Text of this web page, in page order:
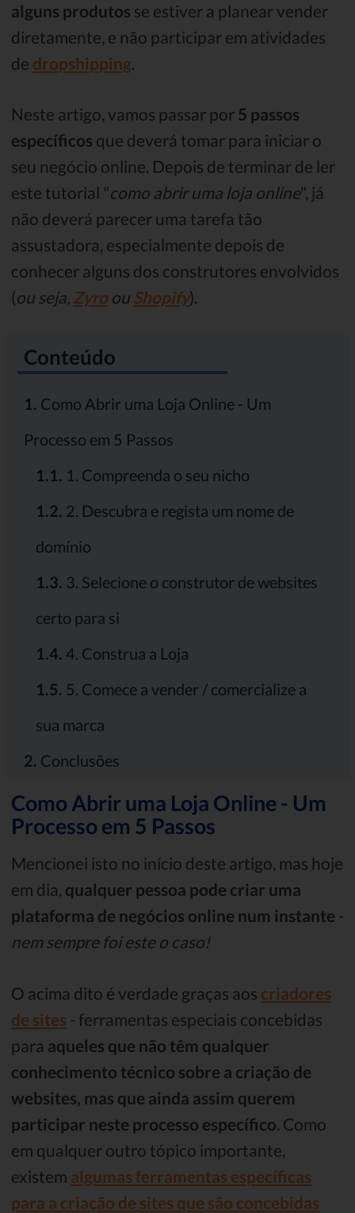
alguns produtos se estiver a planear vender
diretamente, e não participar em atividades
de dropshipping.
Neste artigo, vamos passar por 5 passos
específicos que deverá tomar para iniciar o
seu negócio online. Depois de terminar de ler
este tutorial "como abrir uma loja online", já
não deverá parecer uma tarefa tão
assustadora, especialmente depois de
conhecer alguns dos construtores envolvidos
(ou seja, Zyroou Shopify).
Conteúdo
1. Como Abrir uma Loja Online - Um
Processo em 5 Passos
1.1. 1. Compreenda o seu nicho
1.2. 2. Descubra e regista um nome de
domínio
1.3. 3. Selecione o construtor de websites
certo para si
1.4. 4. Construa a Loja
1.5. 5. Comece a vender / comercialize a
sua marca
2. Conclusões
Como Abrir uma Loja Online - Um
Processo em 5 Passos
Mencionei isto no início deste artigo, mas hoje
em dia, qualquer pessoa pode criar uma
plataforma de negócios online num instante -
nem sempre foi este o caso!
O acima dito é verdade graças aos criadores
de sites - ferramentas especiais concebidas
para aqueles que não têm qualquer
conhecimento técnico sobre a criação de
websites, mas que ainda assim querem
participar neste processo específico . Como
em qualquer outro tópico importante,
existem algumas ferramentas específicas
para a criação de sites que são concebidas